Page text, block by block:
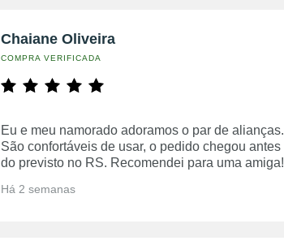
Chaiane Oliveira
COMPRA VERIFICADA
Eu e meu namorado adoramos o par de alianças.
São confortáveis de usar, o pedido chegou antes
do previsto no RS. Recomendei para uma amiga!
Há 2 semanas